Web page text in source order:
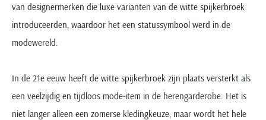
van designermerken die luxe varianten van de witte spijkerbroek
introduceerden, waardoor het een statussymbool werd in de
modewereld.
In de 21e eeuw heeft de witte spijkerbroek zijn plaats versterkt als
een veelzijdig en tijdloos mode-item in de herengarderobe. Het is
niet langer alleen een zomerse kledingkeuze, maar wordt het hele